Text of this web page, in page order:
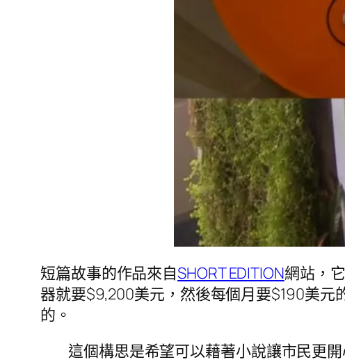
短篇故事的作品來自SHORT EDITION網站，
器就要$9,200美元，然後每個月要$190美
的。
這個構思是希望可以藉著小說讓市民更